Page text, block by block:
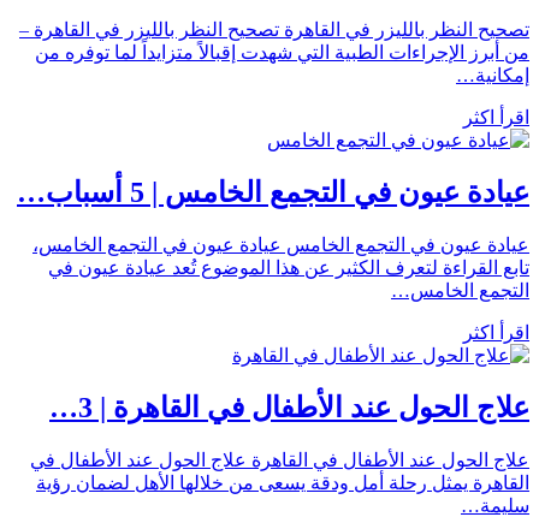
تصحيح النظر بالليزر في القاهرة تصحيح النظر بالليزر في القاهرة –
من أبرز الإجراءات الطبية التي شهدت إقبالاً متزايداً لما توفره من
إمكانية…
اقرأ اكثر
عيادة عيون في التجمع الخامس | 5 أسباب…
عيادة عيون في التجمع الخامس عيادة عيون في التجمع الخامس،
تابع القراءة لتعرف الكثير عن هذا الموضوع تُعد عيادة عيون في
التجمع الخامس…
اقرأ اكثر
علاج الحول عند الأطفال في القاهرة | 3…
علاج الحول عند الأطفال في القاهرة علاج الحول عند الأطفال في
القاهرة يمثل رحلة أمل ودقة يسعى من خلالها الأهل لضمان رؤية
سليمة…